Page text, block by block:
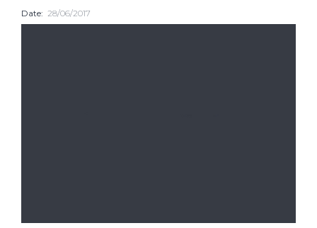
Date: 28/06/2017